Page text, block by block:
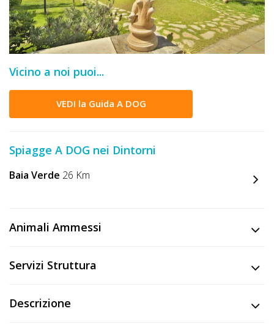
OFFERTE
A
DOG
A
DOG
CHIEDI
SCONTO
Tutorial
Vicino a noi puoi...
VEDI la Guida A DOG
Spiagge A DOG nei Dintorni
Baia Verde 26 Km
Animali Ammessi
Servizi Struttura
Descrizione